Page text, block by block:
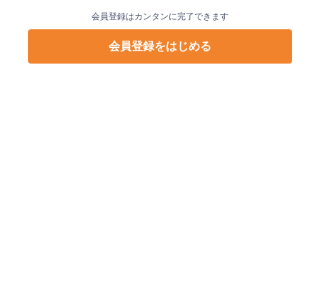
会員登録はカンタンに完了できます
会員登録をはじめる